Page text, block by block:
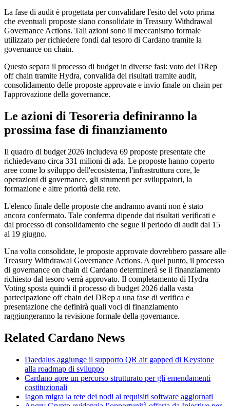
La fase di audit è progettata per convalidare l'esito del voto prima
che eventuali proposte siano consolidate in Treasury Withdrawal
Governance Actions. Tali azioni sono il meccanismo formale
utilizzato per richiedere fondi dal tesoro di Cardano tramite la
governance on chain.
Questo separa il processo di budget in diverse fasi: voto dei DRep
off chain tramite Hydra, convalida dei risultati tramite audit,
consolidamento delle proposte approvate e invio finale on chain per
l'approvazione della governance.
Le azioni di Tesoreria definiranno la
prossima fase di finanziamento
Il quadro di budget 2026 includeva 69 proposte presentate che
richiedevano circa 331 milioni di ada. Le proposte hanno coperto
aree come lo sviluppo dell'ecosistema, l'infrastruttura core, le
operazioni di governance, gli strumenti per sviluppatori, la
formazione e altre priorità della rete.
L'elenco finale delle proposte che andranno avanti non è stato
ancora confermato. Tale conferma dipende dai risultati verificati e
dal processo di consolidamento che segue il periodo di audit dal 15
al 19 giugno.
Una volta consolidate, le proposte approvate dovrebbero passare alle
Treasury Withdrawal Governance Actions. A quel punto, il processo
di governance on chain di Cardano determinerà se il finanziamento
richiesto dal tesoro verrà approvato. Il completamento di Hydra
Voting sposta quindi il processo di budget 2026 dalla vasta
partecipazione off chain dei DRep a una fase di verifica e
presentazione che definirà quali voci di finanziamento
raggiungeranno la revisione formale della governance.
Related Cardano News
Daedalus aggiunge il supporto QR air gapped di Keystone
alla roadmap di sviluppo
Cardano apre un percorso strutturato per gli emendamenti
costituzionali
Iagon migra la rete dei nodi ai requisiti software aggiornati